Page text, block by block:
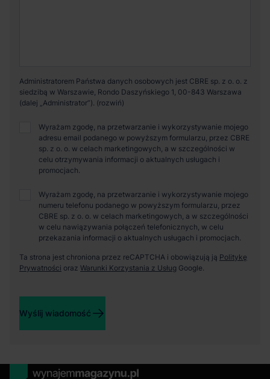
Administratorem Państwa danych osobowych jest CBRE sp. z o. o. z
siedzibą w Warszawie, Rondo Daszyńskiego 1, 00-843 Warszawa
(dalej „Administrator”).
Wyrażam zgodę, na przetwarzanie i wykorzystywanie mojego
adresu email podanego w powyższym formularzu, przez CBRE
sp. z o. o. w celach marketingowych, a w szczególności w
celu otrzymywania informacji o aktualnych usługach i
promocjach.
Wyrażam zgodę, na przetwarzanie i wykorzystywanie mojego
numeru telefonu podanego w powyższym formularzu, przez
CBRE sp. z o. o. w celach marketingowych, a w szczególności
w celu nawiązywania połączeń telefonicznych, w celu
przekazania informacji o aktualnych usługach i promocjach.
Ta strona jest chroniona przez reCAPTCHA i obowiązują ją Politykę
Prywatności oraz Warunki Korzystania z Usług Google.
Wyślij wiadomość